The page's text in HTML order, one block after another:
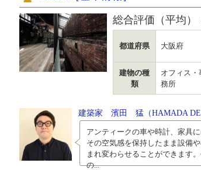
総合評価（平均）
都道府県 大阪府
建物の種
類
オフィス・
務所
建築家 濱田 猛（HAMADA
アンティークの車や時計、家具
その空気感を保持したまま設備
まれ変わらせることができます
の...